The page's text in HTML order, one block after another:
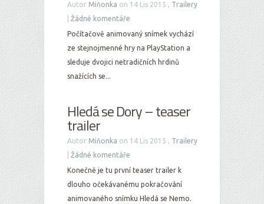
Autor Miňonka on 14 Lis 2015 , Trailery
Žádné komentáře
Počítačově animovaný snímek vychází
ze stejnojmenné hry na PlayStation a
sleduje dvojici netradičních hrdinů
snažících se...
Hledá se Dory – teaser
trailer
Autor Miňonka on 14 Lis 2015 , Trailery
Žádné komentáře
Konečně je tu první teaser trailer k
dlouho očekávanému pokračování
animovaného snímku Hledá se Nemo.